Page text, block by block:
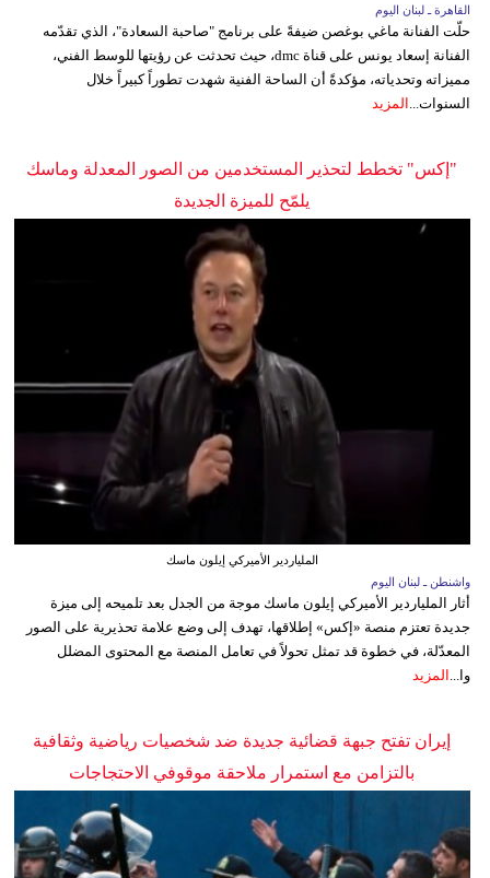
القاهرة ـ لبنان اليوم
حلّت الفنانة ماغي بوغصن ضيفةً على برنامج "صاحبة السعادة"، الذي تقدّمه
الفنانة إسعاد يونس على قناة dmc، حيث تحدثت عن رؤيتها للوسط الفني،
مميزاته وتحدياته، مؤكدةً أن الساحة الفنية شهدت تطوراً كبيراً خلال
السنوات...
المزيد
"إكس" تخطط لتحذير المستخدمين من الصور المعدلة وماسك
يلمّح للميزة الجديدة
الملياردير الأميركي إيلون ماسك
واشنطن ـ لبنان اليوم
أثار الملياردير الأميركي إيلون ماسك موجة من الجدل بعد تلميحه إلى ميزة
جديدة تعتزم منصة «إكس» إطلاقها، تهدف إلى وضع علامة تحذيرية على الصور
المعدّلة، في خطوة قد تمثل تحولاً في تعامل المنصة مع المحتوى المضلل
وا... المزيد
إيران تفتح جبهة قضائية جديدة ضد شخصيات رياضية وثقافية
بالتزامن مع استمرار ملاحقة موقوفي الاحتجاجات